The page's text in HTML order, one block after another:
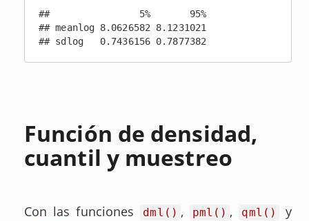
##                5%       95%
## meanlog 8.0626582 8.1231021
## sdlog   0.7436156 0.7877382
Función de densidad,
cuantil y muestreo
Con las funciones dml() , pml() , qml() y